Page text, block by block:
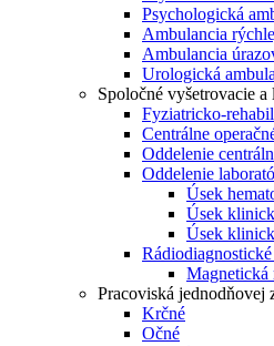
Psychologická
Ambulancia
Ambulancia
Urologická
Spoločné vyšetrovacie
Fyziatricko-
Centrálne
Oddelenie
Oddelenie
Úsek
Úsek
Úsek
Magnetická
Pracoviská jednodňovej
Krčné
Očné